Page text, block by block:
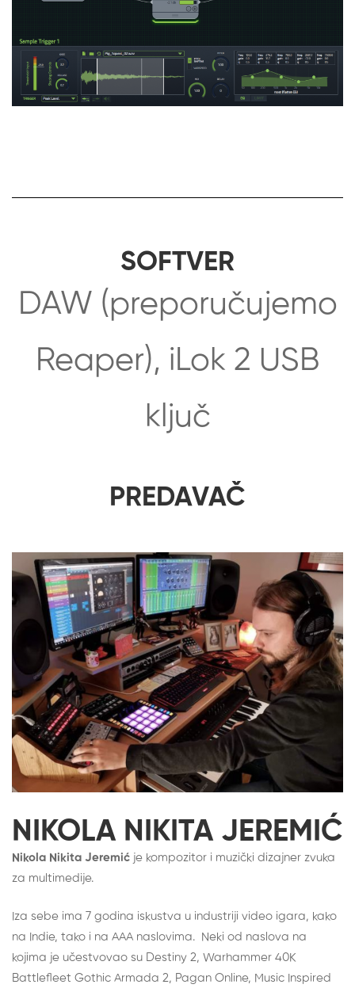
SOFTVER
DAW (preporučujemo
Reaper), iLok 2 USB
ključ
PREDAVAČ
NIKOLA NIKITA JEREMIĆ​
Nikola Nikita Jeremić je kompozitor i muzički dizajner zvuka
za multimedije.
Iza sebe ima 7 godina iskustva u industriji video igara, kako
na Indie, tako i na AAA naslovima. Neki od naslova na
kojima je učestvovao su Destiny 2, Warhammer 40K
Battlefleet Gothic Armada 2, Pagan Online, Music Inspired